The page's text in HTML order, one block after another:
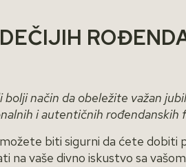
bolji način da obeležite važan
i autentičnih rođendanskih
biti sigurni da ćete dobiti
na vaše divno iskustvo sa